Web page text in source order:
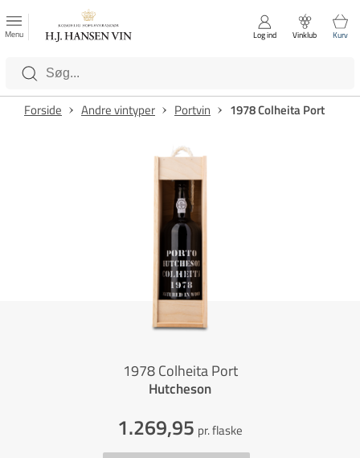
Luk
Kategorier
Menu Log ind Vinklub Kurv
Forside Andre vintyper Portvin 1978 Colheita Port
1978 Colheita Port
Hutcheson
1.269,95 pr. flaske